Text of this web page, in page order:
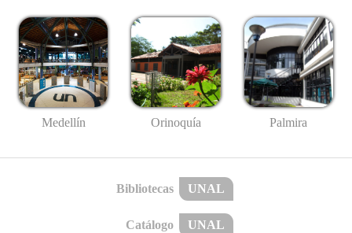
Medellín Orinoquía Palmira
Bibliotecas UNAL
Catálogo UNAL